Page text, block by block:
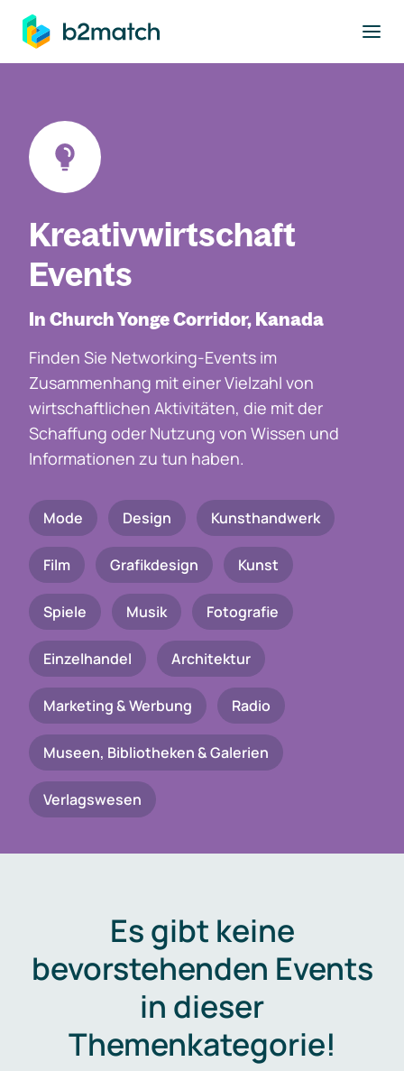
springen
Kreativwirtschaft
Events
In Church Yonge Corridor, Kanada
Finden Sie Networking-Events im
Zusammenhang mit einer Vielzahl von
wirtschaftlichen Aktivitäten, die mit der
Schaffung oder Nutzung von Wissen und
Informationen zu tun haben.
Mode Design Kunsthandwerk
Film Grafikdesign Kunst
Spiele Musik Fotografie
Einzelhandel Architektur
Marketing & Werbung Radio
Museen, Bibliotheken & Galerien
Verlagswesen
Es gibt keine
bevorstehenden Events
in dieser
Themenkategorie!